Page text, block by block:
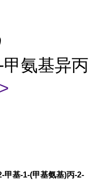
氨基异丙
甲基-1-(甲基氨基)丙-2-